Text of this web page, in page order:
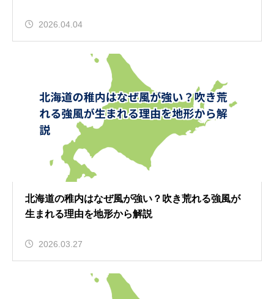
2026.04.04
北海道の稚内はなぜ風が強い？吹き荒れる強風が
生まれる理由を地形から解説
2026.03.27